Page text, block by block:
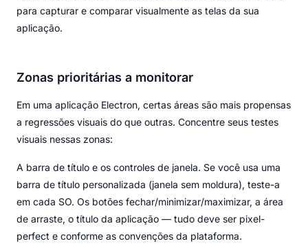
para capturar e comparar visualmente as telas da sua
aplicação.
Zonas prioritárias a monitorar
Em uma aplicação Electron, certas áreas são mais propensas
a regressões visuais do que outras. Concentre seus testes
visuais nessas zonas:
A barra de título e os controles de janela. Se você usa uma
barra de título personalizada (janela sem moldura), teste-a
em cada SO. Os botões fechar/minimizar/maximizar, a área
de arraste, o título da aplicação — tudo deve ser pixel-
perfect e conforme as convenções da plataforma.